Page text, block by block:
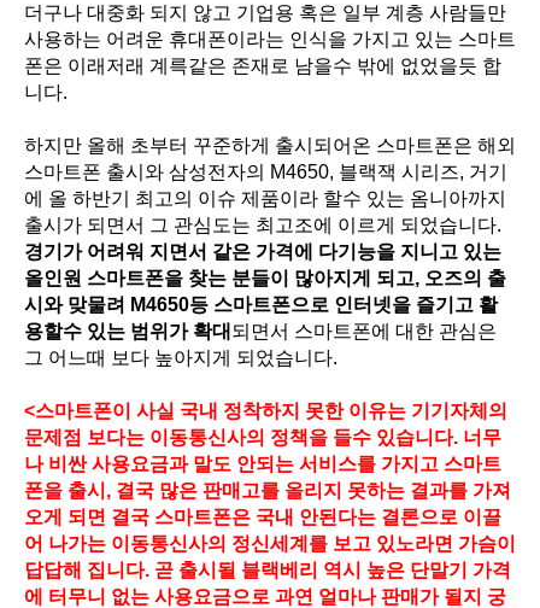
더구나 대중화 되지 않고 기업용 혹은 일부 계층 사람들만
사용하는 어려운 휴대폰이라는 인식을 가지고 있는 스마트
폰은 이래저래 계륵같은 존재로 남을수 밖에 없었을듯 합
니다.
하지만 올해 초부터 꾸준하게 출시되어온 스마트폰은 해외
스마트폰 출시와 삼성전자의 M4650, 블랙잭 시리즈, 거기
에 올 하반기 최고의 이슈 제품이라 할수 있는 옴니아까지
출시가 되면서 그 관심도는 최고조에 이르게 되었습니다.
경기가 어려워 지면서 같은 가격에 다기능을 지니고 있는
올인원 스마트폰을 찾는 분들이 많아지게 되고, 오즈의 출
시와 맞물려 M4650등 스마트폰으로 인터넷을 즐기고 활
용할수 있는 범위가 확대 되면서 스마트폰에 대한 관심은
그 어느때 보다 높아지게 되었습니다.
<스마트폰이 사실 국내 정착하지 못한 이유는 기기자체의
문제점 보다는 이동통신사의 정책을 들수 있습니다. 너무
나 비싼 사용요금과 말도 안되는 서비스를 가지고 스마트
폰을 출시, 결국 많은 판매고를 올리지 못하는 결과를 가져
오게 되면 결국 스마트폰은 국내 안된다는 결론으로 이끌
어 나가는 이동통신사의 정신세계를 보고 있노라면 가슴이
답답해 집니다. 곧 출시될 블랙베리 역시 높은 단말기 가격
에 터무니 없는 사용요금으로 과연 얼마나 판매가 될지 궁